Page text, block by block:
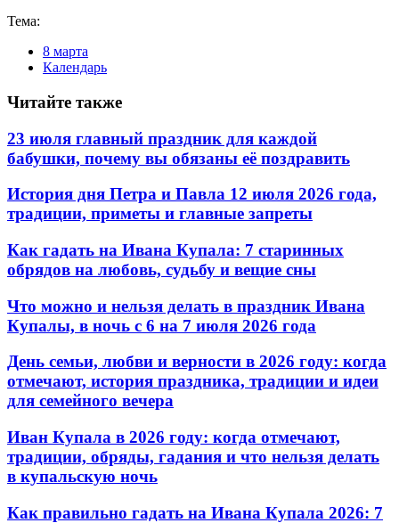
Тема:
8 марта
Календарь
Читайте также
23 июля главный праздник для каждой
бабушки, почему вы обязаны её поздравить
История дня Петра и Павла 12 июля 2026 года,
традиции, приметы и главные запреты
Как гадать на Ивана Купала: 7 старинных
обрядов на любовь, судьбу и вещие сны
Что можно и нельзя делать в праздник Ивана
Купалы, в ночь с 6 на 7 июля 2026 года
День семьи, любви и верности в 2026 году: когда
отмечают, история праздника, традиции и идеи
для семейного вечера
Иван Купала в 2026 году: когда отмечают,
традиции, обряды, гадания и что нельзя делать
в купальскую ночь
Как правильно гадать на Ивана Купала 2026: 7